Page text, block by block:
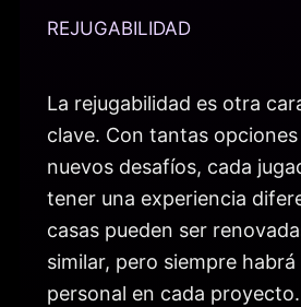
REJUGABILIDAD
La rejugabilidad es otra
clave. Con tantas
nuevos desafíos, cada
tener una experiencia
casas pueden ser
similar, pero siempre
personal en cada